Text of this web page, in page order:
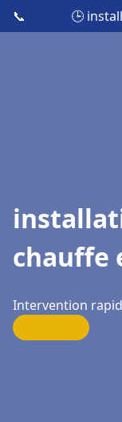
📞 🕒
chauffe
Intervention